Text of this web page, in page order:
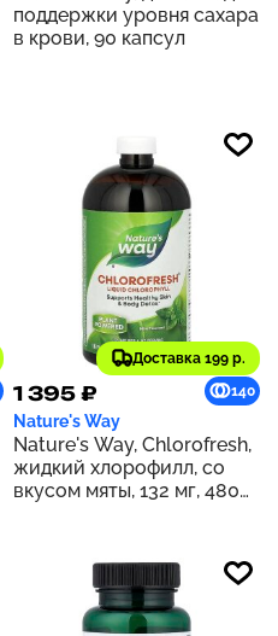
поддержки уровня сахара
в крови, 90 капсул
Доставка 199 р.
1 395 ₽ 140
Nature's Way
Nature's Way, Chlorofresh,
жидкий хлорофилл, со
вкусом мяты, 132 мг, 480